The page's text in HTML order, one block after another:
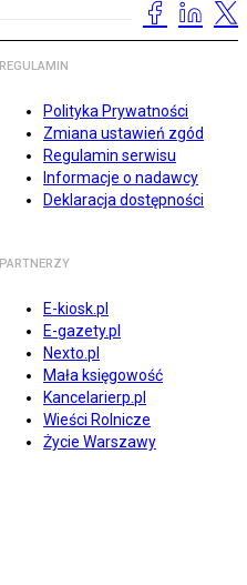
REGULAMIN
Polityka Prywatności
Zmiana ustawień zgód
Regulamin serwisu
Informacje o nadawcy
Deklaracja dostępności
PARTNERZY
E-kiosk.pl
E-gazety.pl
Nexto.pl
Mała księgowość
Kancelarierp.pl
Wieści Rolnicze
Życie Warszawy